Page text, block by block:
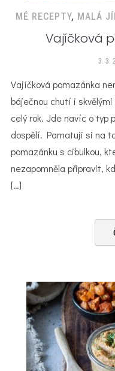
MÉ RECEPTY, MALÁ
Vajíčková
3. 3.
Vajíčková pomazánka
báječnou chutí i
celý rok. Jde navíc o typ
dospělí. Pamatuji si na
pomazánku s cibulkou,
nezapomněla připravit,
[…]